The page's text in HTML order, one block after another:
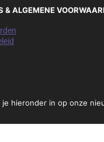
& ALGEMENE
hieronder in op onze